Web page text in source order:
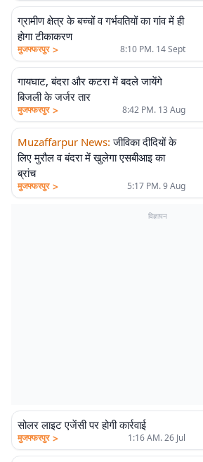
ग्रामीण क्षेत्र के बच्चों व गर्भवतियों का गांव में ही
हाेगा टीकाकरण
मुजफ्फरपुर > 8:10 PM. 14 Sept
गायघाट, बंदरा और कटरा में बदले जायेंगे
बिजली के जर्जर तार
मुजफ्फरपुर > 8:42 PM. 13 Aug
Muzaffarpur News: जीविका दीदियों के
लिए मुरौल व बंदरा में खुलेगा एसबीआइ का
ब्रांच
मुजफ्फरपुर > 5:17 PM. 9 Aug
विज्ञापन
सोलर लाइट एजेंसी पर होगी कार्रवाई
मुजफ्फरपुर > 1:16 AM. 26 Jul